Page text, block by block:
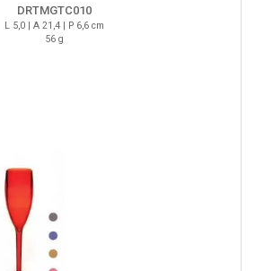
DRTMGTC010
L 5,0 | A 21,4 | P 6,6 cm
56 g